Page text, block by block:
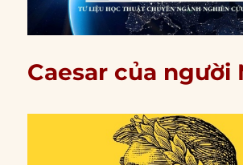
Caesar của người